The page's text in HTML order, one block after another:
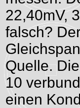
22,40mV,
falsch?
Quelle.
10
einen